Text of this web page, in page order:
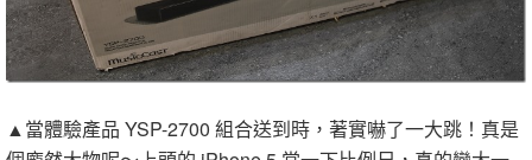
▲當體驗產品 YSP-2700 組合送到時，著實嚇了一大跳！真是